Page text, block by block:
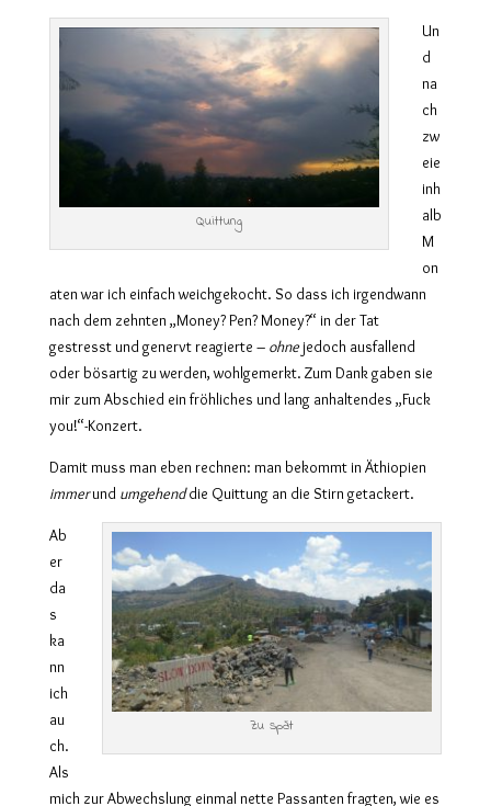
Quittung
Un
d
na
ch
zw
eie
inh
alb
M
on
aten war ich einfach weichgekocht. So dass ich irgendwann
nach dem zehnten „Money? Pen? Money?“ in der Tat
gestresst und genervt reagierte – ohnejedoch ausfallend
oder bösartig zu werden, wohlgemerkt. Zum Dank gaben sie
mir zum Abschied ein fröhliches und lang anhaltendes „Fuck
you!“-Konzert.
Damit muss man eben rechnen: man bekommt in Äthiopien
immerund umgehenddie Quittung an die Stirn getackert.
Zu spät
Ab
er
da
s
ka
nn
ich
au
ch.
Als
mich zur Abwechslung einmal nette Passanten fragten, wie es